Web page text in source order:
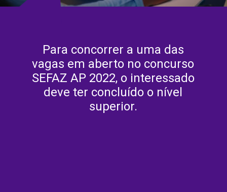
Para concorrer a uma das
vagas em aberto no concurso
SEFAZ AP 2022, o interessado
deve ter concluído o nível
superior.